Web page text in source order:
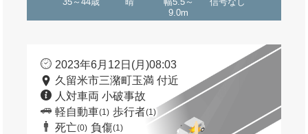
9.0m
2023年6月12日(月)08:03
久留米市三潴町玉満 付近
人対車両 小破事故
軽自動車(1) 歩行者(1)
死亡(0) 負傷(1)